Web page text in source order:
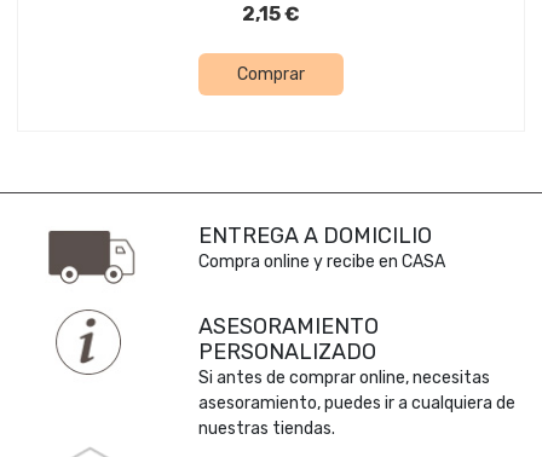
2,15 €
Comprar
ENTREGA A DOMICILIO
Compra online y recibe en CASA
ASESORAMIENTO
PERSONALIZADO
Si antes de comprar online, necesitas
asesoramiento, puedes ir a cualquiera de
nuestras tiendas.